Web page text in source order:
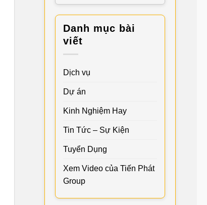
Danh mục bài
viết
Dịch vụ
Dự án
Kinh Nghiệm Hay
Tin Tức – Sự Kiện
Tuyển Dụng
Xem Video của Tiến Phát
Group